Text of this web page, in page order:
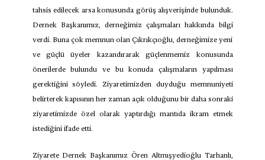
tahsis edilecek arsa konusunda görüş alışverişinde bulunduk.
Dernek Başkanımız, derneğimiz çalışmaları hakkında bilgi
verdi. Buna çok memnun olan Çıkrıkçıoğlu, derneğimize yeni
ve güçlü üyeler kazandırarak güçlenmemiz konusunda
önerilerde bulundu ve bu konuda çalışmaların yapılması
gerektiğini söyledi. Ziyaretimizden duyduğu memnuniyeti
belirterek kapısının her zaman açık olduğunu bir daha sonraki
ziyaretimizde özel olarak yaptırdığı mantıda ikram etmek
istediğini ifade etti.
Ziyarete Dernek Başkanımız Ören Altmışyedioğlu Tarhanlı,